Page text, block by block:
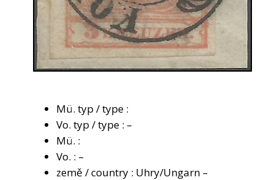
Mü. typ / type :
Vo. typ / type : –
Mü. :
Vo. : –
země / country : Uhry/Ungarn –